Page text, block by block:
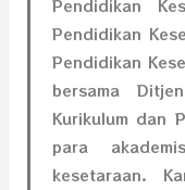
Pendidikan
Pendidikan
Pendidikan
bersama
Kurikulum dan
para
kesetaraan.